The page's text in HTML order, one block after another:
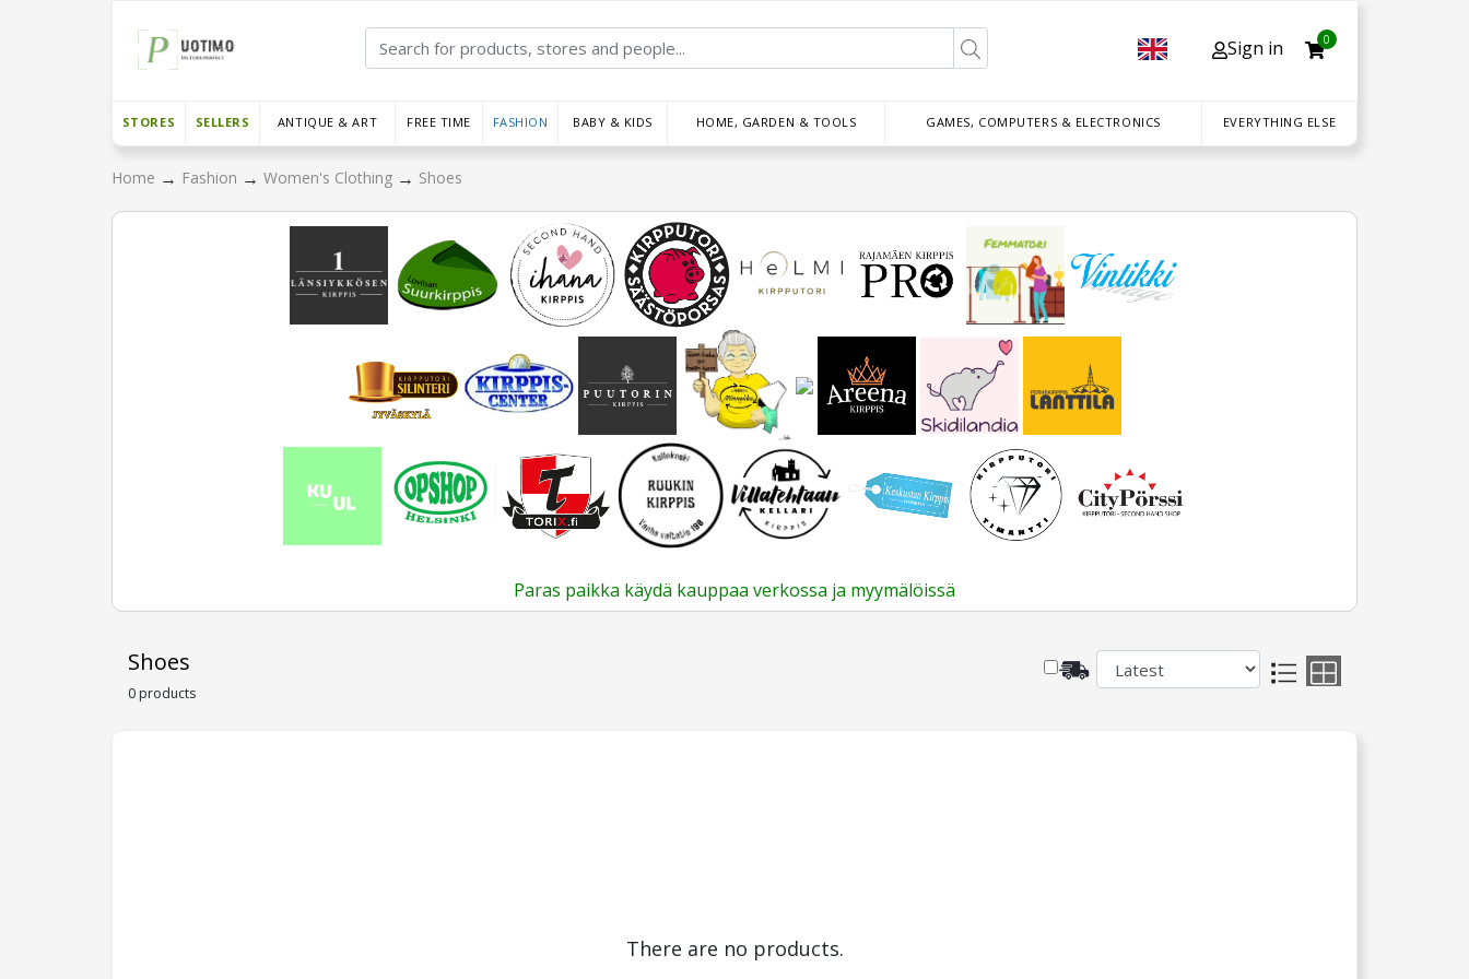
Sign in 0
STORES SELLERS ANTIQUE & ART FREE TIME FASHION BABY & KIDS HOME, GARDEN & TOOLS GAMES, COMPUTERS & ELECTRONICS EVERYTHING ELSE
Home → Fashion → Women's Clothing → Shoes
Paras paikka käydä kauppaa verkossa ja myymälöissä
Shoes
0 products
There are no products.